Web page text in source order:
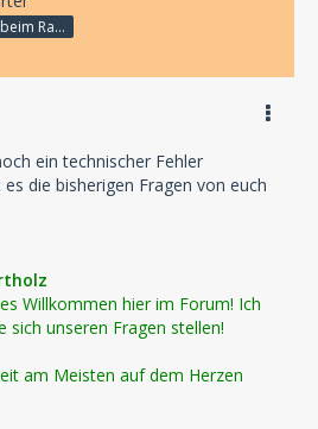
hört Hörspiele beim Rasenmähen
ein technischer Fehler
die bisherigen Fragen von euch
Willkommen hier im Forum! Ich
sich unseren Fragen stellen!
am Meisten auf dem Herzen